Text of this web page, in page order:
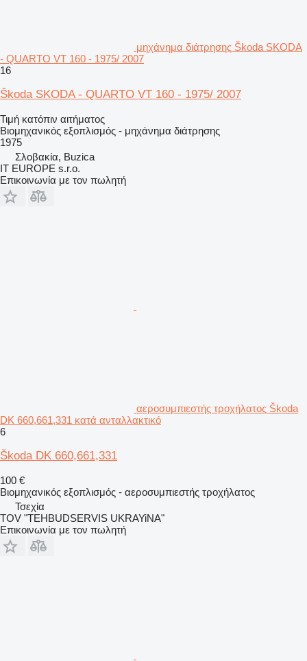
μηχάνημα διάτρησης Škoda SKODA
- QUARTO VT 160 - 1975/ 2007
16
Škoda SKODA - QUARTO VT 160 - 1975/ 2007
Τιμή κατόπιν αιτήματος
Βιομηχανικός εξοπλισμός - μηχάνημα διάτρησης
1975
Σλοβακία, Buzica
IT EUROPE s.r.o.
Επικοινωνία με τον πωλητή
αεροσυμπιεστής τροχήλατος Škoda
DK 660,661,331 κατά ανταλλακτικό
6
Škoda DK 660,661,331
100 €
Βιομηχανικός εξοπλισμός - αεροσυμπιεστής τροχήλατος
Τσεχία
TOV "TEHBUDSERVIS UKRAYiNA"
Επικοινωνία με τον πωλητή